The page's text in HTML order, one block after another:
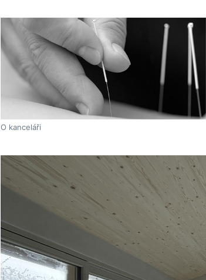
O kanceláři